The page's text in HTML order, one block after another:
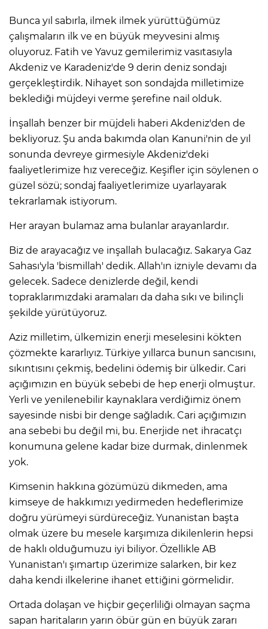
Bunca yıl sabırla, ilmek ilmek yürüttüğümüz
çalışmaların ilk ve en büyük meyvesini almış
oluyoruz. Fatih ve Yavuz gemilerimiz vasıtasıyla
Akdeniz ve Karadeniz'de 9 derin deniz sondajı
gerçekleştirdik. Nihayet son sondajda milletimize
beklediği müjdeyi verme şerefine nail olduk.
İnşallah benzer bir müjdeli haberi Akdeniz'den de
bekliyoruz. Şu anda bakımda olan Kanuni'nin de yıl
sonunda devreye girmesiyle Akdeniz'deki
faaliyetlerimize hız vereceğiz. Keşifler için söylenen o
güzel sözü; sondaj faaliyetlerimize uyarlayarak
tekrarlamak istiyorum.
Her arayan bulamaz ama bulanlar arayanlardır.
Biz de arayacağız ve inşallah bulacağız. Sakarya Gaz
Sahası'yla 'bismillah' dedik. Allah'ın izniyle devamı da
gelecek. Sadece denizlerde değil, kendi
topraklarımızdaki aramaları da daha sıkı ve bilinçli
şekilde yürütüyoruz.
Aziz milletim, ülkemizin enerji meselesini kökten
çözmekte kararlıyız. Türkiye yıllarca bunun sancısını,
sıkıntısını çekmiş, bedelini ödemiş bir ülkedir. Cari
açığımızın en büyük sebebi de hep enerji olmuştur.
Yerli ve yenilenebilir kaynaklara verdiğimiz önem
sayesinde nisbi bir denge sağladık. Cari açığımızın
ana sebebi bu değil mi, bu. Enerjide net ihracatçı
konumuna gelene kadar bize durmak, dinlenmek
yok.
Kimsenin hakkına gözümüzü dikmeden, ama
kimseye de hakkımızı yedirmeden hedeflerimize
doğru yürümeyi sürdüreceğiz. Yunanistan başta
olmak üzere bu mesele karşımıza dikilenlerin hepsi
de haklı olduğumuzu iyi biliyor. Özellikle AB
Yunanistan'ı şımartıp üzerimize salarken, bir kez
daha kendi ilkelerine ihanet ettiğini görmelidir.
Ortada dolaşan ve hiçbir geçerliliği olmayan saçma
sapan haritaların yarın öbür gün en büyük zararı